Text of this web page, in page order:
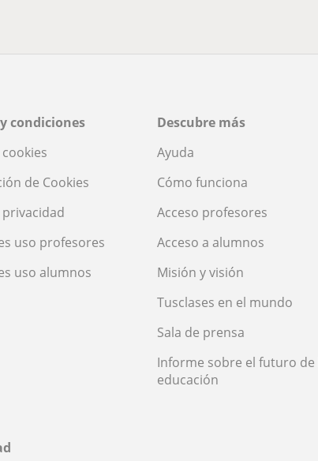
condiciones
de Cookies
uso profesores
uso alumnos
Descubre más
Ayuda
Cómo funciona
Acceso profesores
Acceso a alumnos
Misión y visión
Tusclases en el mundo
Sala de prensa
Informe sobre el futuro de
educación